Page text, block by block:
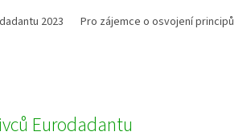
2023 Pro zájemce o osvojení principů
Eurodadantu